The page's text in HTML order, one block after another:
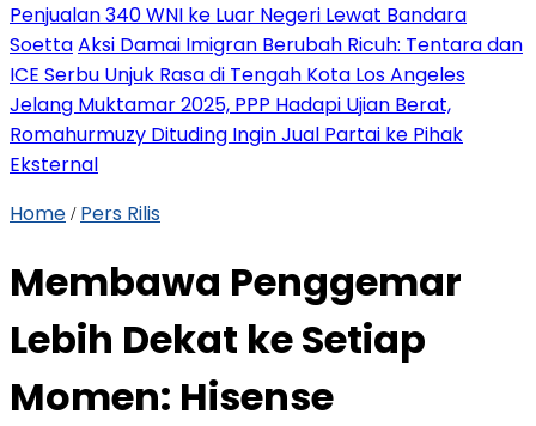
Penjualan 340 WNI ke Luar Negeri Lewat Bandara
SoettaAksi Damai Imigran Berubah Ricuh: Tentara dan
ICE Serbu Unjuk Rasa di Tengah Kota Los Angeles
Jelang Muktamar 2025, PPP Hadapi Ujian Berat,
Romahurmuzy Dituding Ingin Jual Partai ke Pihak
Eksternal
Home / Pers Rilis
Membawa Penggemar
Lebih Dekat ke Setiap
Momen: Hisense